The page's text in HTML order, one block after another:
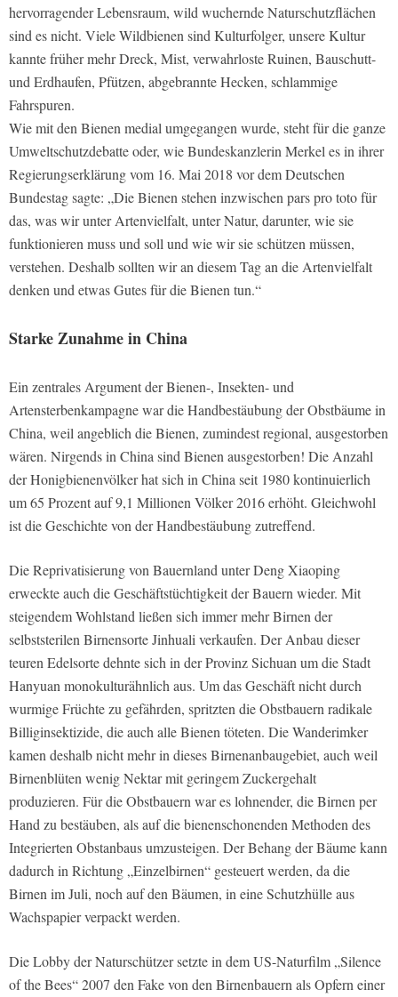
hervorragender Lebensraum, wild wuchernde Naturschutzflächen
sind es nicht. Viele Wildbienen sind Kulturfolger, unsere Kultur
kannte früher mehr Dreck, Mist, verwahrloste Ruinen, Bauschutt-
und Erdhaufen, Pfützen, abgebrannte Hecken, schlammige
Fahrspuren.
Wie mit den Bienen medial umgegangen wurde, steht für die ganze
Umweltschutzdebatte oder, wie Bundeskanzlerin Merkel es in ihrer
Regierungserklärung vom 16. Mai 2018 vor dem Deutschen
Bundestag sagte: „Die Bienen stehen inzwischen pars pro toto für
das, was wir unter Artenvielfalt, unter Natur, darunter, wie sie
funktionieren muss und soll und wie wir sie schützen müssen,
verstehen. Deshalb sollten wir an diesem Tag an die Artenvielfalt
denken und etwas Gutes für die Bienen tun.“
Starke Zunahme in China
Ein zentrales Argument der Bienen-, Insekten- und
Artensterbenkampagne war die Handbestäubung der Obstbäume in
China, weil angeblich die Bienen, zumindest regional, ausgestorben
wären. Nirgends in China sind Bienen ausgestorben! Die Anzahl
der Honigbienenvölker hat sich in China seit 1980 kontinuierlich
um 65 Prozent auf 9,1 Millionen Völker 2016 erhöht. Gleichwohl
ist die Geschichte von der Handbestäubung zutreffend.
Die Reprivatisierung von Bauernland unter Deng Xiaoping
erweckte auch die Geschäftstüchtigkeit der Bauern wieder. Mit
steigendem Wohlstand ließen sich immer mehr Birnen der
selbststerilen Birnensorte Jinhuali verkaufen. Der Anbau dieser
teuren Edelsorte dehnte sich in der Provinz Sichuan um die Stadt
Hanyuan monokulturähnlich aus. Um das Geschäft nicht durch
wurmige Früchte zu gefährden, spritzten die Obstbauern radikale
Billiginsektizide, die auch alle Bienen töteten. Die Wanderimker
kamen deshalb nicht mehr in dieses Birnenanbaugebiet, auch weil
Birnenblüten wenig Nektar mit geringem Zuckergehalt
produzieren. Für die Obstbauern war es lohnender, die Birnen per
Hand zu bestäuben, als auf die bienenschonenden Methoden des
Integrierten Obstanbaus umzusteigen. Der Behang der Bäume kann
dadurch in Richtung „Einzelbirnen“ gesteuert werden, da die
Birnen im Juli, noch auf den Bäumen, in eine Schutzhülle aus
Wachspapier verpackt werden.
Die Lobby der Naturschützer setzte in dem US-Naturfilm „Silence
of the Bees“ 2007 den Fake von den Birnenbauern als Opfern einer